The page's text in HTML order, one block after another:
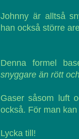
Johnny är alltså
han också större
Denna formel
snyggare än rött
Gaser såsom luft
också. För man
Lycka till!